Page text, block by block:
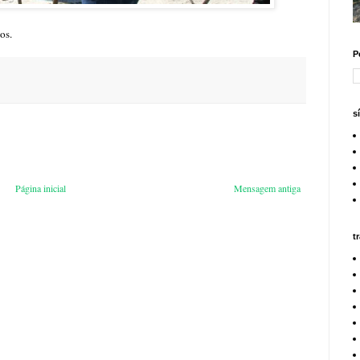
Mensagem antiga
Página inicial